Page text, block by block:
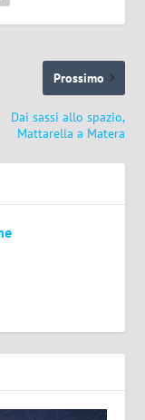
Prossimo
Dai sassi allo spazio,
Mattarella a Matera